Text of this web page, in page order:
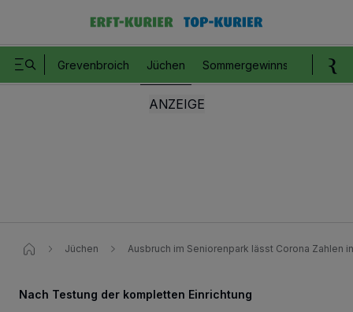
Grevenbroich Jüchen Sommergewinnspiel
Jüchen Ausbruch im Seniorenpark lässt Corona Zahlen
Nach Testung der kompletten Einrichtung